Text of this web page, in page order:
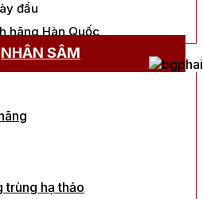
đầu
hãng Hàn Quốc
NHÂN SÂM
trùng hạ thảo